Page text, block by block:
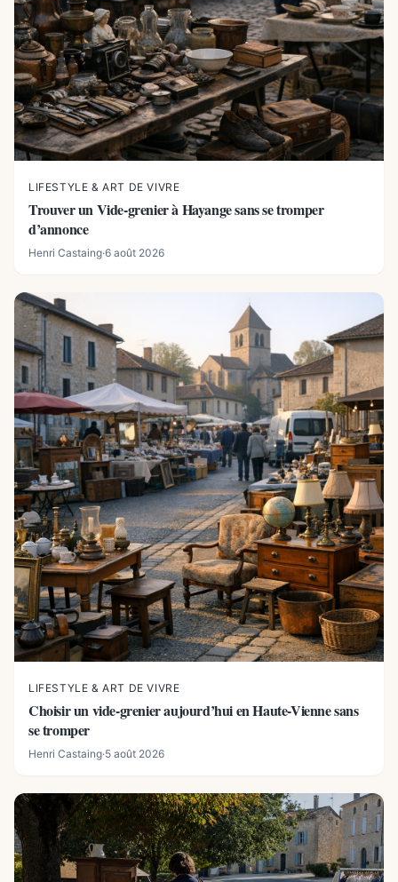
LIFESTYLE & ART DE VIVRE
Trouver un Vide-grenier à Hayange sans se tromper
d’annonce
Henri Castaing·6 août 2026
LIFESTYLE & ART DE VIVRE
Choisir un vide-grenier aujourd’hui en Haute-Vienne sans
se tromper
Henri Castaing·5 août 2026